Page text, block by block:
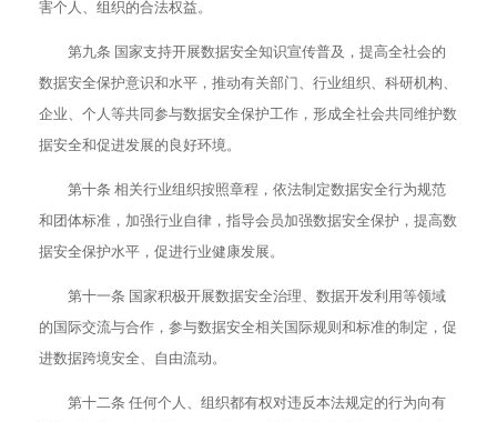
害个人、组织的合法权益。
第九条 国家支持开展数据安全知识宣传普及，提高全社会的
数据安全保护意识和水平，推动有关部门、行业组织、科研机构、
企业、个人等共同参与数据安全保护工作，形成全社会共同维护数
据安全和促进发展的良好环境。
第十条 相关行业组织按照章程，依法制定数据安全行为规范
和团体标准，加强行业自律，指导会员加强数据安全保护，提高数
据安全保护水平，促进行业健康发展。
第十一条 国家积极开展数据安全治理、数据开发利用等领域
的国际交流与合作，参与数据安全相关国际规则和标准的制定，促
进数据跨境安全、自由流动。
第十二条 任何个人、组织都有权对违反本法规定的行为向有